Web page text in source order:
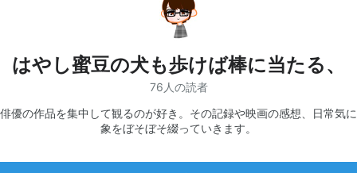
はやし蜜豆の犬も歩けば棒に当たる、
76人の読者
優の作品を集中して観るのが好き。その記録や映画の感想、日常気
象をぼそぼそ綴っていきます。